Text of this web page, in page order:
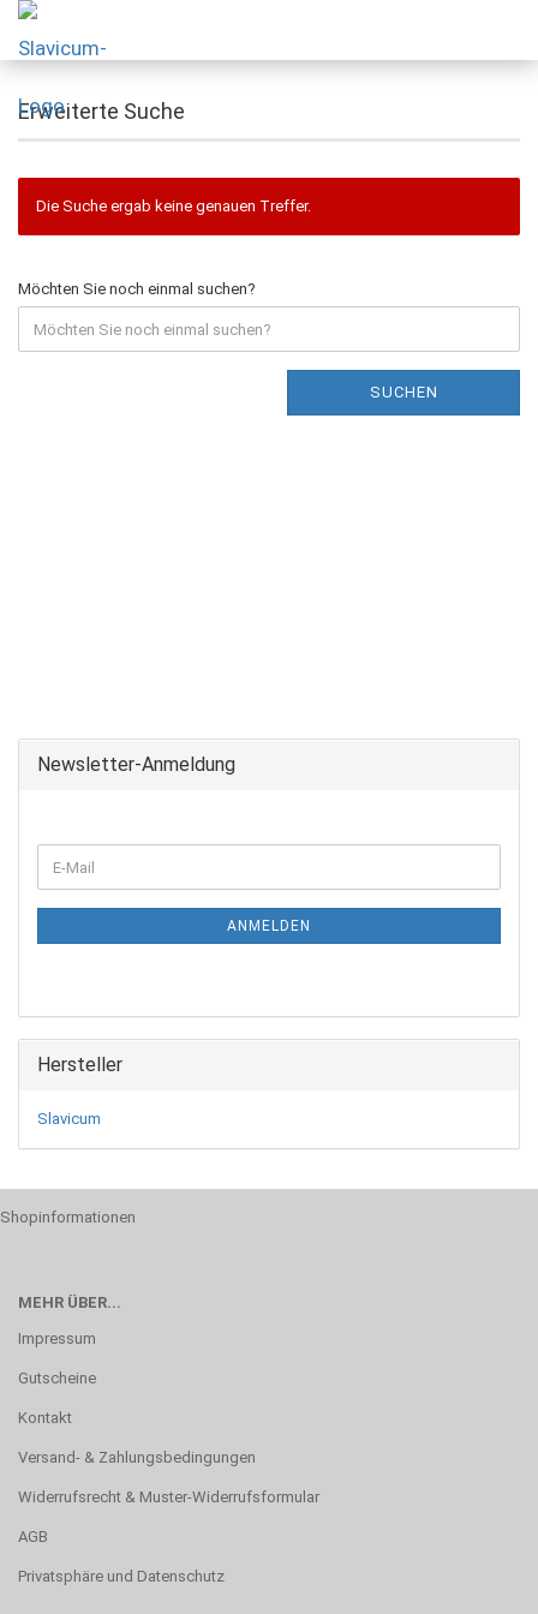
Erweiterte Suche
Die Suche ergab keine genauen Treffer.
Möchten Sie noch einmal suchen?
SUCHEN
Newsletter-Anmeldung
ANMELDEN
Hersteller
Slavicum
Shopinformationen
MEHR ÜBER...
Impressum
Gutscheine
Kontakt
Versand- & Zahlungsbedingungen
Widerrufsrecht & Muster-Widerrufsformular
AGB
Privatsphäre und Datenschutz